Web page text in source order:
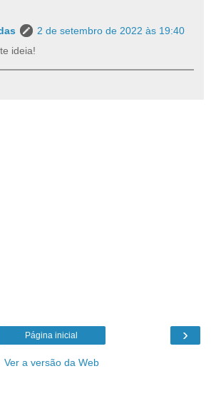
2 de setembro de 2022 às 19:40
ideia!
›
Página inicial
Ver a versão da Web